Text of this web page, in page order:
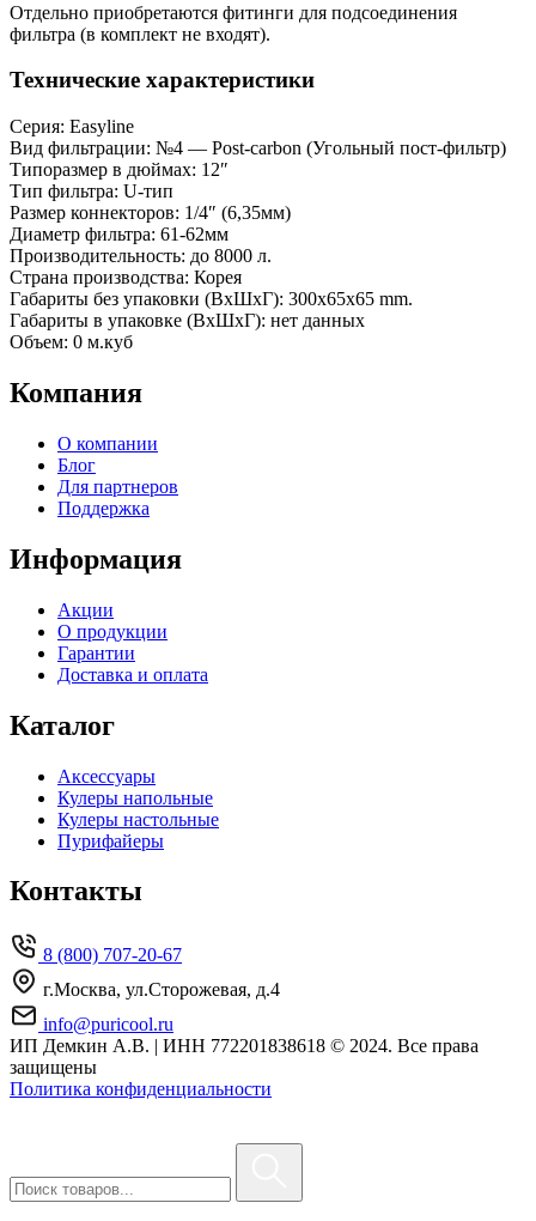
Отдельно приобретаются фитинги для подсоединения
фильтра (в комплект не входят).
Технические характеристики
Серия: Easyline
Вид фильтрации: №4 — Post-carbon (Угольный пост-фильтр)
Типоразмер в дюймах: 12″
Тип фильтра: U-тип
Размер коннекторов: 1/4″ (6,35мм)
Диаметр фильтра: 61-62мм
Производительность: до 8000 л.
Страна производства: Корея
Габариты без упаковки (ВxШxГ): 300x65x65 mm.
Габариты в упаковке (ВxШxГ): нет данных
Объем: 0 м.куб
Компания
О компании
Блог
Для партнеров
Поддержка
Информация
Акции
О продукции
Гарантии
Доставка и оплата
Каталог
Аксессуары
Кулеры напольные
Кулеры настольные
Пурифайеры
Контакты
8 (800) 707-20-67
г.Москва, ул.Сторожевая, д.4
info@puricool.ru
ИП Демкин А.В. | ИНН 772201838618 © 2024. Все права
защищены
Политика конфиденциальности